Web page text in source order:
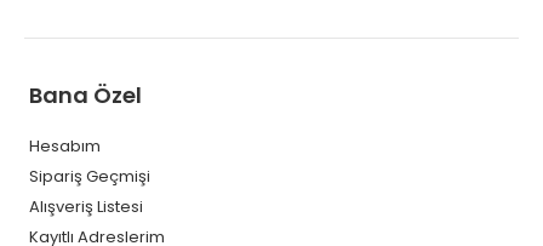
Bana Özel
Hesabım
Sipariş Geçmişi
Alışveriş Listesi
Kayıtlı Adreslerim